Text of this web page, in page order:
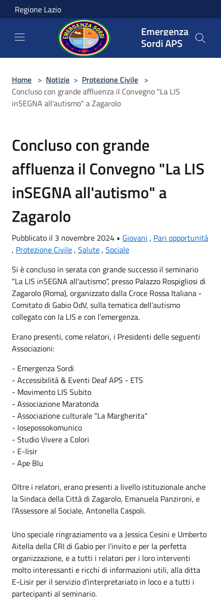
Salta al contenuto principale
Regione Lazio
Emergenza
Sordi APS
Home > Notizie > Protezione Civile >
Concluso con grande affluenza il Convegno "La LIS
inSEGNA all'autismo" a Zagarolo
Concluso con grande
affluenza il Convegno "La LIS
inSEGNA all'autismo" a
Zagarolo
Pubblicato il 3 novembre 2024 • Giovani , Pari opportunità
, Protezione Civile, Salute, Sociale
Si è concluso in serata con grande successo il seminario
“La LIS inSEGNA all'autismo”, presso Palazzo Rospigliosi di
Zagarolo (Roma), organizzato dalla Croce Rossa Italiana -
Comitato di Gabio OdV, sulla tematica dell’autismo
collegato con la LIS e con l’emergenza.
Erano presenti, come relatori, i Presidenti delle seguenti
Associazioni:
- Emergenza Sordi
- Accessibilità & Eventi Deaf APS - ETS
- Movimento LIS Subito
- Associazione Maratonda
- Associazione culturale "La Margherita"
- Iosepossokomunico
- Studio Vivere a Colori
- E-lisir
- Ape Blu
Oltre i relatori, erano presenti a livello istituzionale anche
la Sindaca della Città di Zagarolo, Emanuela Panzironi, e
l’Assessore al Sociale, Antonella Caspoli.
Uno speciale ringraziamento va a Jessica Cesini e Umberto
Aitella della CRI di Gabio per l’invito e per la perfetta
organizzazione, e a tutti i relatori per i loro interventi
molto interessanti e ricchi di informazioni utili, alla ditta
E-Lisir per il servizio d’interpretariato in loco e a tutti i
partecipanti al seminario.